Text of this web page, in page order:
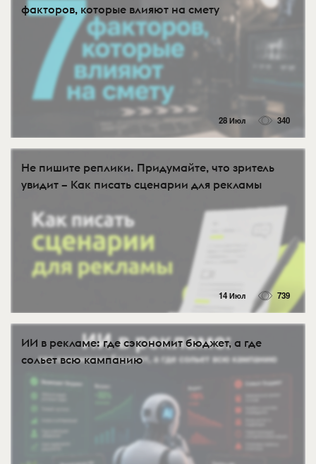
факторов, которые влияют на смету
28 Июл 340
Не пишите реплики. Придумайте, что зритель
увидит – Как писать сценарии для рекламы
14 Июл 739
ИИ в рекламе: где сэкономит бюджет, а где
сольет всю кампанию